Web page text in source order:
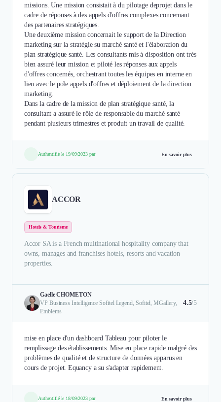
missions. Une mission consistait à du pilotage deprojet dans le
cadre de réponses à des appels d'offres complexes concernant
des partenaires stratégiques.
Une deuxième mission concernait le support de la Direction
marketing sur la stratégie su marché santé et l'élaboration du
plan stratégique santé. Les consultants mis à disposition ont très
bien assuré leur mission et piloté les réponses aux appels
d'offres concernés, orchestrant toutes les équipes en interne en
lien avec le pole appels d'offres et déploiement de la direction
marketing.
Dans la cadre de la mission de plan stratégique santé, la
consultant a assuré le rôle de responsable du marché santé
pendant plusieurs trimestres et produit un travail de qualité.
Authentifié le 19/09/2023 par En savoir plus
ACCOR
Hotels & Tourisme
Accor SA is a French multinational hospitality company that
owns, manages and franchises hotels, resorts and vacation
properties.
Gaelle CHOMETON
VP Business Intelligence Sofitel Legend, Sofitel, MGallery,
Emblems
4.5/5
mise en place d'un dashboard Tableau pour piloter le
remplissage des établissements. Mise en place rapide malgré des
problèmes de qualité et de structure de données apparus en
cours de projet. Equancy a su s'adapter rapidement.
Authentifié le 18/09/2023 par En savoir plus